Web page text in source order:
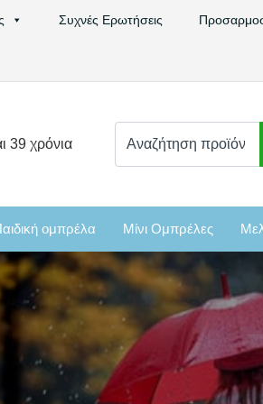
Συχνές Ερωτήσεις
39 χρόνια
για:
ομπρέλα Μίνι Ομπρέλες